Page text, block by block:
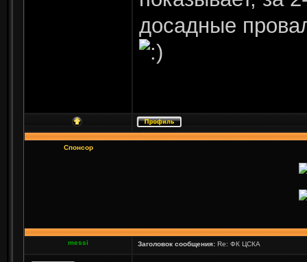
досадные
Спонсор
messi Заголовок сообщения: Re: ФК ЦСКА